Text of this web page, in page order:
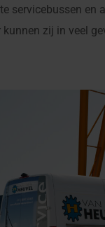
servicebussen en
zij in veel